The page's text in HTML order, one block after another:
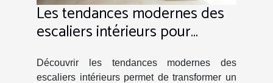
Les tendances modernes des
escaliers intérieurs pour
Découvrir les tendances modernes des
escaliers intérieurs permet de transformer un